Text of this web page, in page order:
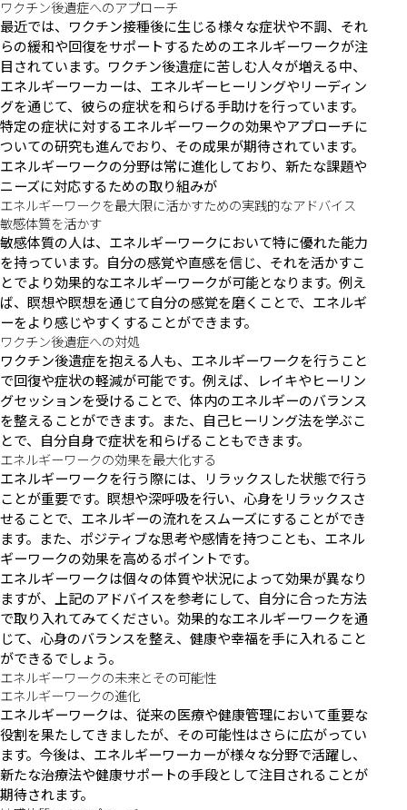
ワクチン後遺症へのアプローチ
最近では、ワクチン接種後に生じる様々な症状や不調、それ
らの緩和や回復をサポートするためのエネルギーワークが注
目されています。ワクチン後遺症に苦しむ人々が増える中、
エネルギーワーカーは、エネルギーヒーリングやリーディン
グを通じて、彼らの症状を和らげる手助けを行っています。
特定の症状に対するエネルギーワークの効果やアプローチに
ついての研究も進んでおり、その成果が期待されています。
エネルギーワークの分野は常に進化しており、新たな課題や
ニーズに対応するための取り組みが
エネルギーワークを最大限に活かすための実践的なアドバイス
敏感体質を活かす
敏感体質の人は、エネルギーワークにおいて特に優れた能力
を持っています。自分の感覚や直感を信じ、それを活かすこ
とでより効果的なエネルギーワークが可能となります。例え
ば、瞑想や瞑想を通じて自分の感覚を磨くことで、エネルギ
ーをより感じやすくすることができます。
ワクチン後遺症への対処
ワクチン後遺症を抱える人も、エネルギーワークを行うこと
で回復や症状の軽減が可能です。例えば、レイキやヒーリン
グセッションを受けることで、体内のエネルギーのバランス
を整えることができます。また、自己ヒーリング法を学ぶこ
とで、自分自身で症状を和らげることもできます。
エネルギーワークの効果を最大化する
エネルギーワークを行う際には、リラックスした状態で行う
ことが重要です。瞑想や深呼吸を行い、心身をリラックスさ
せることで、エネルギーの流れをスムーズにすることができ
ます。また、ポジティブな思考や感情を持つことも、エネル
ギーワークの効果を高めるポイントです。
エネルギーワークは個々の体質や状況によって効果が異なり
ますが、上記のアドバイスを参考にして、自分に合った方法
で取り入れてみてください。効果的なエネルギーワークを通
じて、心身のバランスを整え、健康や幸福を手に入れること
ができるでしょう。
エネルギーワークの未来とその可能性
エネルギーワークの進化
エネルギーワークは、従来の医療や健康管理において重要な
役割を果たしてきましたが、その可能性はさらに広がってい
ます。今後は、エネルギーワーカーが様々な分野で活躍し、
新たな治療法や健康サポートの手段として注目されることが
期待されます。